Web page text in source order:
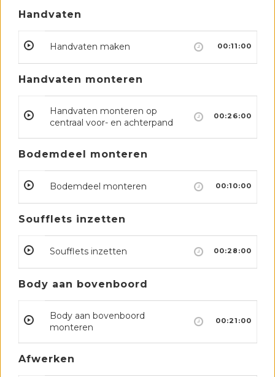
Handvaten
Handvaten maken 00:11:00
Handvaten monteren
Handvaten monteren op
centraal voor- en achterpand
00:26:00
Bodemdeel monteren
Bodemdeel monteren 00:10:00
Soufflets inzetten
Soufflets inzetten 00:28:00
Body aan bovenboord
Body aan bovenboord
monteren
00:21:00
Afwerken